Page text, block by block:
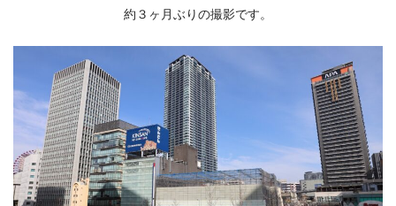
約３ヶ月ぶりの撮影です。